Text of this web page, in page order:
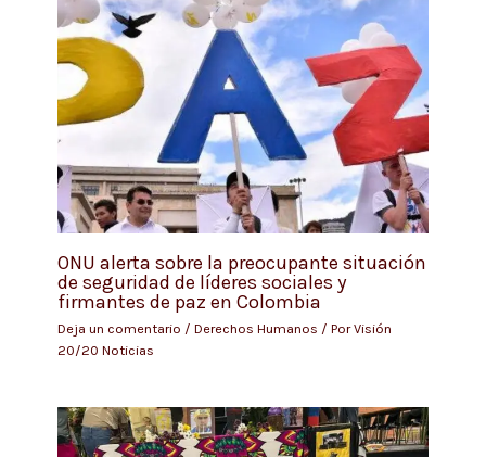
ONU alerta sobre la preocupante situación
de seguridad de líderes sociales y
firmantes de paz en Colombia
Deja un comentario / Derechos Humanos / PorVisión
20/20 Noticias